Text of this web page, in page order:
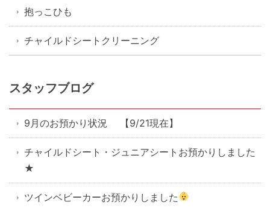
抱っこひも
チャイルドシートクリーニング
スタッフブログ
9月のお預かり状況 【9/21現在】
チャイルドシート・ジュニアシートお預かりしました
★
ツインベビーカーお預かりしました